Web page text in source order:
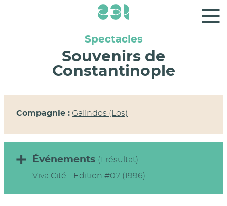
Panneau de gestion des cookies
Spectacles
Souvenirs de
Constantinople
Compagnie : Galindos (Los)
Événements (1 résultat)
Viva Cité - Edition #07 (1996)